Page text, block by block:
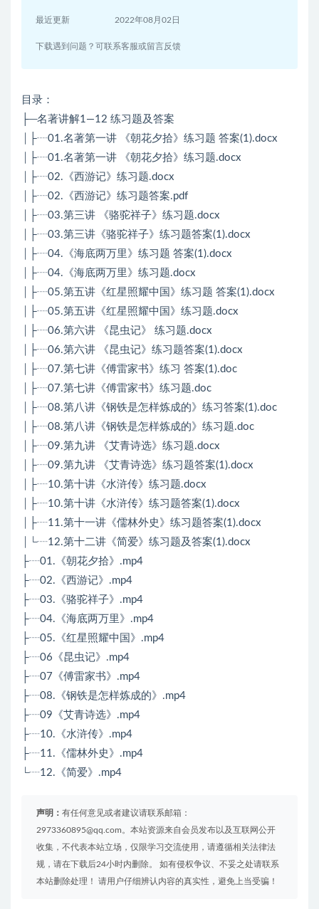
最近更新 2022年08月02日
下载遇到问题？可联系客服或留言反馈
目录：
├─名著讲解1—12 练习题及答案
│├┈01.名著第一讲 《朝花夕拾》练习题 答案(1).docx
│├┈01.名著第一讲 《朝花夕拾》练习题.docx
│├┈02.《西游记》练习题.docx
│├┈02.《西游记》练习题答案.pdf
│├┈03.第三讲 《骆驼祥子》练习题.docx
│├┈03.第三讲《骆驼祥子》练习题答案(1).docx
│├┈04.《海底两万里》练习题 答案(1).docx
│├┈04.《海底两万里》练习题.docx
│├┈05.第五讲《红星照耀中国》练习题 答案(1).docx
│├┈05.第五讲《红星照耀中国》练习题.docx
│├┈06.第六讲 《昆虫记》 练习题.docx
│├┈06.第六讲 《昆虫记》练习题答案(1).docx
│├┈07.第七讲《傅雷家书》练习 答案(1).doc
│├┈07.第七讲《傅雷家书》练习题.doc
│├┈08.第八讲《钢铁是怎样炼成的》练习答案(1).doc
│├┈08.第八讲《钢铁是怎样炼成的》练习题.doc
│├┈09.第九讲 《艾青诗选》练习题.docx
│├┈09.第九讲 《艾青诗选》练习题答案(1).docx
│├┈10.第十讲《水浒传》练习题.docx
│├┈10.第十讲《水浒传》练习题答案(1).docx
│├┈11.第十一讲《儒林外史》练习题答案(1).docx
│└┈12.第十二讲《简爱》练习题及答案(1).docx
├┈01.《朝花夕拾》.mp4
├┈02.《西游记》.mp4
├┈03.《骆驼祥子》.mp4
├┈04.《海底两万里》.mp4
├┈05.《红星照耀中国》.mp4
├┈06《昆虫记》.mp4
├┈07《傅雷家书》.mp4
├┈08.《钢铁是怎样炼成的》.mp4
├┈09《艾青诗选》.mp4
├┈10.《水浒传》.mp4
├┈11.《儒林外史》.mp4
└┈12.《简爱》.mp4
声明： 有任何意见或者建议请联系邮箱：
2973360895@qq.com。本站资源来自会员发布以及互联网公开
收集，不代表本站立场，仅限学习交流使用，请遵循相关法律法
规，请在下载后24小时内删除。 如有侵权争议、不妥之处请联系
本站删除处理！ 请用户仔细辨认内容的真实性，避免上当受骗！